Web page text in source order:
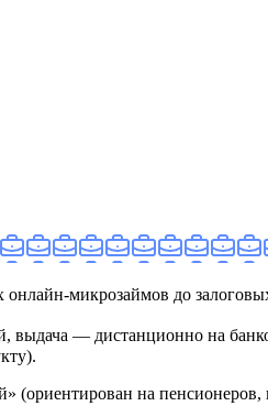
до
выдача — дистанционно на
на